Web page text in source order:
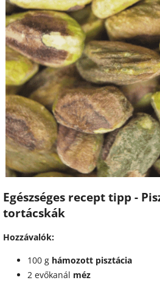
Egészséges recept tipp -
tortácskák
Hozzávalók:
100 g hámozott pisztácia
2 evőkanál méz